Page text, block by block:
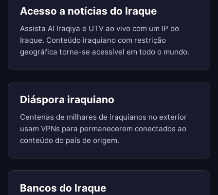
Acesso a notícias do Iraque
Assista Al Iraqiya e UTV ao vivo com um IP do
Iraque. Conteúdo iraquiano com restrição
geográfica torna-se acessível em todo o mundo.
Diáspora iraquiano
Centenas de milhares de iraquianos no exterior
usam VPNs para permanecerem conectados ao
conteúdo do país de origem.
Bancos do Iraque